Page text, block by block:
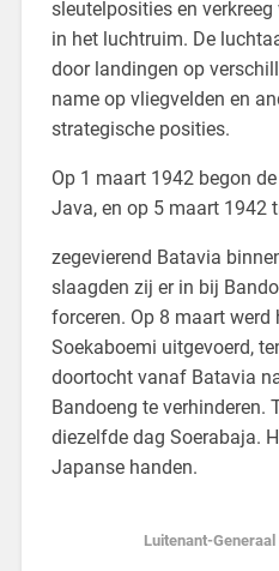
sleutelposities en
in het luchtruim. De
door landingen op
name op vliegvelden en
strategische posities.
Op 1 maart 1942 begon
Java, en op 5 maart 1942
zegevierend Batavia
slaagden zij er in bij
forceren. Op 8 maart
Soekaboemi uitgevoerd,
doortocht vanaf Batavia
Bandoeng te verhinderen.
diezelfde dag Soerabaja.
Japanse handen.
Luitenant-